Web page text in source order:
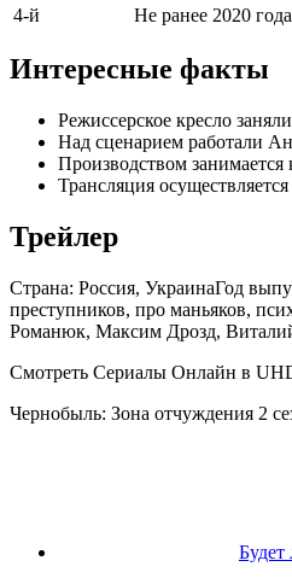
4-й
Не ранее 2020 года
Интересные факты
Режиссерское кресло
Над сценарием работали
Производством
Трансляция
Трейлер
Страна: Россия, УкраинаГод
преступников, про маньяков,
Романюк, Максим Дрозд,
Смотреть Сериалы Онлайн в
Чернобыль: Зона отчуждения 2
Будет